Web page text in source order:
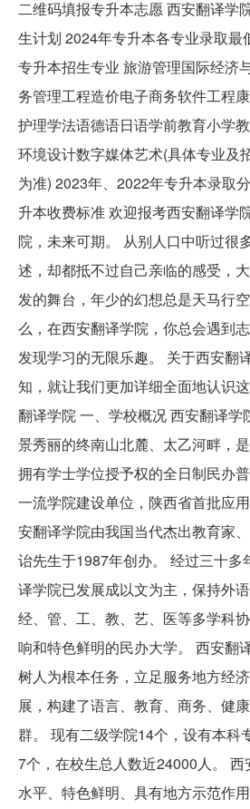
二维码填报专升本志愿 西安翻译学
生计划 2024年专升本各专业录取最
专升本招生专业 旅游管理国际经济
务管理工程造价电子商务软件工程
护理学法语德语日语学前教育小学
环境设计数字媒体艺术(具体专业及
为准) 2023年、2022年专升本录取
升本收费标准 欢迎报考西安翻译学
院，未来可期。 从别人口中听过很
述，却都抵不过自己亲临的感受，
发的舞台，年少的幻想总是天马行
么，在西安翻译学院，你总会遇到
发现学习的无限乐趣。 关于西安翻
知，就让我们更加详细全面地认识
翻译学院 一、学校概况 西安翻译学
景秀丽的终南山北麓、太乙河畔，
拥有学士学位授予权的全日制民办
一流学院建设单位，陕西省首批应
安翻译学院由我国当代杰出教育家
诒先生于1987年创办。 经过三十多
译学院已发展成以文为主，保持外语
经、管、工、教、艺、医等多学科
响和特色鲜明的民办大学。 西安翻
树人为根本任务，立足服务地方经
展，构建了语言、教育、商务、健
群。 现有二级学院14个，设有本科
7个，在校生总人数近24000人。
水平、特色鲜明、具有地方示范作